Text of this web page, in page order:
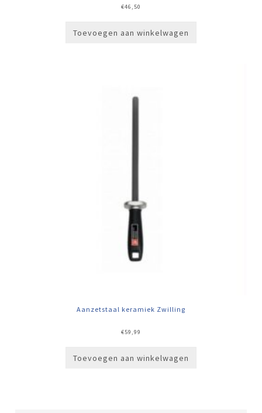
€46,50
Toevoegen aan winkelwagen
Aanzetstaal keramiek Zwilling
€59,99
Toevoegen aan winkelwagen